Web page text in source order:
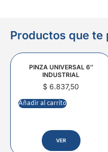
Productos que te
PINZA UNIVERSAL 6″
INDUSTRIAL
$ 6.837,50
Añadir al carrito
VER